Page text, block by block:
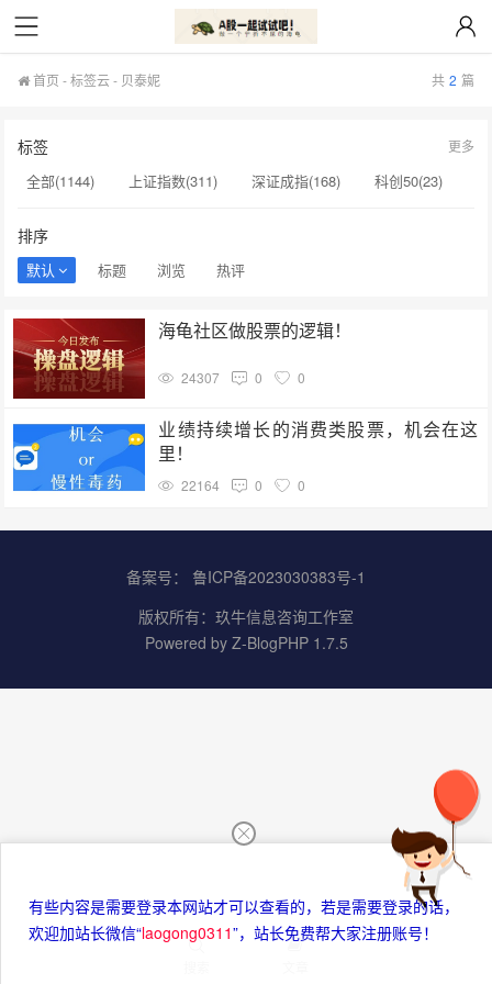
首页 -标签云- 贝泰妮 共 2 篇
标签
全部(1144) 上证指数(311) 深证成指(168)
科创50(23)
macd(12)
创新药(11) 寒武纪(10)
海兴电力(1)
中国科转(1) 倍益康(1)
亚翔集成(1)
可转债(1)
国新健康(1)
更多
排序
默认 标题 浏览 热评
海龟社区做股票的逻辑！
24307 0 0
业绩持续增长的消费类股票，机会在这
里！
22164 0 0
备案号： 鲁ICP备2023030383号-1
版权所有： 玖牛信息咨询工作室
Powered by Z-BlogPHP 1.7.5
有些内容是需要登录本网站才可以查看的，若是需要登录的话，
欢迎加站长微信“laogong0311”，站长免费帮大家注册账号！